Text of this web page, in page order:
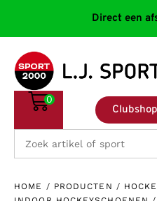
Direct een
0
HOME / PRODUCTEN /